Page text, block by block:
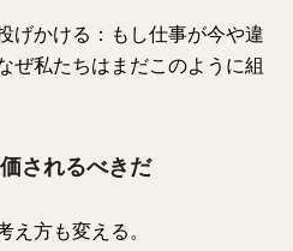
げかける：もし仕事が今や違
ぜ私たちはまだこのように組
されるべきだ
え方も変える。